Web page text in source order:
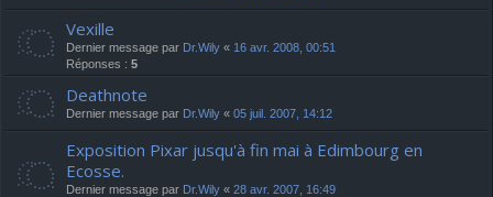
Vexille
Dernier message par Dr.Wily « 16 avr. 2008, 00:51
Réponses : 5
Deathnote
Dernier message par Dr.Wily « 05 juil. 2007, 14:12
Exposition Pixar jusqu'à fin mai à Edimbourg en
Ecosse.
Dernier message par Dr.Wily « 28 avr. 2007, 16:49